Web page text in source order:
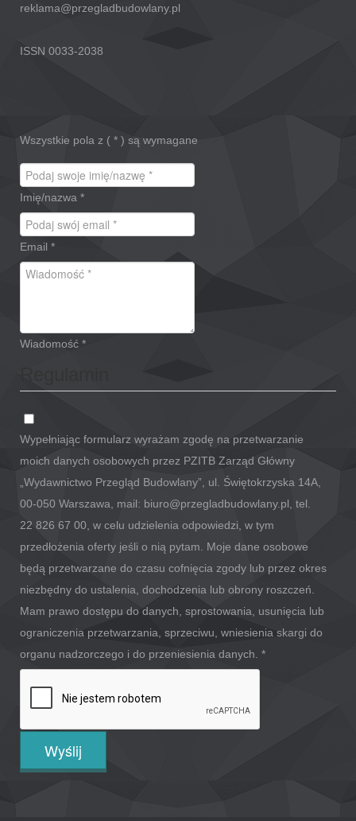
reklama@przegladbudowlany.pl
ISSN 0033-2038
Wszystkie pola z ( * ) są wymagane
Imię/nazwa *
Email *
Wiadomość *
Wypełniając formularz wyrażam zgodę na przetwarzanie
moich danych osobowych przez PZITB Zarząd Główny
„Wydawnictwo Przegląd Budowlany”, ul. Świętokrzyska 14A,
00-050 Warszawa, mail: biuro@przegladbudowlany.pl, tel.
22 826 67 00, w celu udzielenia odpowiedzi, w tym
przedłożenia oferty jeśli o nią pytam. Moje dane osobowe
będą przetwarzane do czasu cofnięcia zgody lub przez okres
niezbędny do ustalenia, dochodzenia lub obrony roszczeń.
Mam prawo dostępu do danych, sprostowania, usunięcia lub
ograniczenia przetwarzania, sprzeciwu, wniesienia skargi do
organu nadzorczego i do przeniesienia danych. *